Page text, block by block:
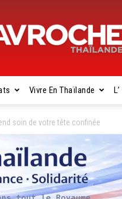
Gavroche
Thaïlande
Vivre En Thaïlande
soin de votre tête confinée